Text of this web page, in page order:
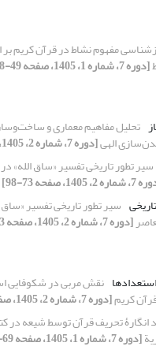
مفهوم نشاط در قرآن کریم
[دوره 7، شماره 1، 1405، صفحه 49-68]
تحلیل مفاهیم معماری و
الهی[دوره 7، شماره 2، 1405، صفحه 119-137]
سیر تطور تاریخی تفسیر «ساق الله»
2، 1405، صفحه 73-98]
سیر تطور تاریخی تفسیر
[دوره 7، شماره 2، 1405، صفحه 73-98]
نقش مربی در شکوفایی
کریم[دوره 7، شماره 2، 1405، صفحه 99-118]
انگارۀ تحریف قرآن توسط شیعه در
[دوره 7، شماره 1، 1405، صفحه 69-86]